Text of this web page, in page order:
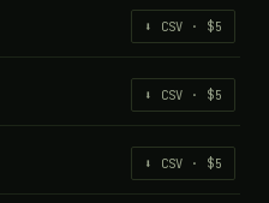
⬇ CSV · $5
⬇ CSV · $5
⬇ CSV · $5